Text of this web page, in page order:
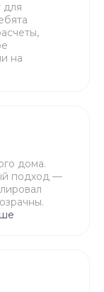
для
на
дома.
подход —